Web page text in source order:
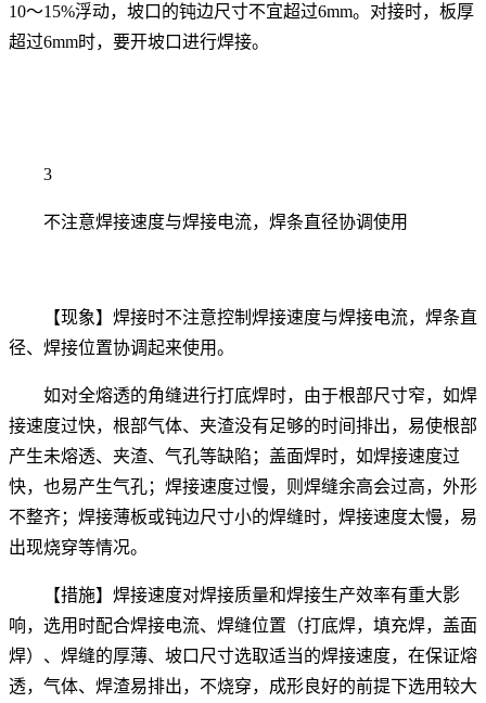
10～15%浮动，坡口的钝边尺寸不宜超过6mm。对接时，板厚
超过6mm时，要开坡口进行焊接。
3
不注意焊接速度与焊接电流，焊条直径协调使用
【现象】焊接时不注意控制焊接速度与焊接电流，焊条直
径、焊接位置协调起来使用。
如对全熔透的角缝进行打底焊时，由于根部尺寸窄，如焊
接速度过快，根部气体、夹渣没有足够的时间排出，易使根部
产生未熔透、夹渣、气孔等缺陷；盖面焊时，如焊接速度过
快，也易产生气孔；焊接速度过慢，则焊缝余高会过高，外形
不整齐；焊接薄板或钝边尺寸小的焊缝时，焊接速度太慢，易
出现烧穿等情况。
【措施】焊接速度对焊接质量和焊接生产效率有重大影
响，选用时配合焊接电流、焊缝位置（打底焊，填充焊，盖面
焊）、焊缝的厚薄、坡口尺寸选取适当的焊接速度，在保证熔
透，气体、焊渣易排出，不烧穿，成形良好的前提下选用较大